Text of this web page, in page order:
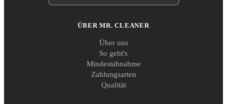
ÜBER MR. CLEANER
Über uns
So geht's
Mindestabnahme
Zahlungsarten
Qualität